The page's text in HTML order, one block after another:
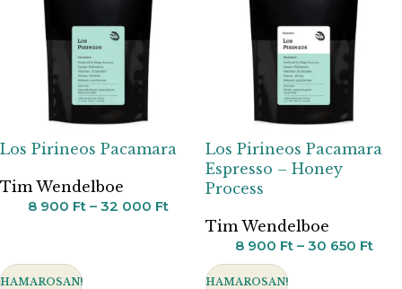
Los Pirineos Pacamara
Tim Wendelboe
8 900 Ft – 32 000 Ft
Los Pirineos Pacamara
Espresso – Honey
Process
Tim Wendelboe
8 900 Ft – 30 650 Ft
HAMAROSAN! HAMAROSAN!